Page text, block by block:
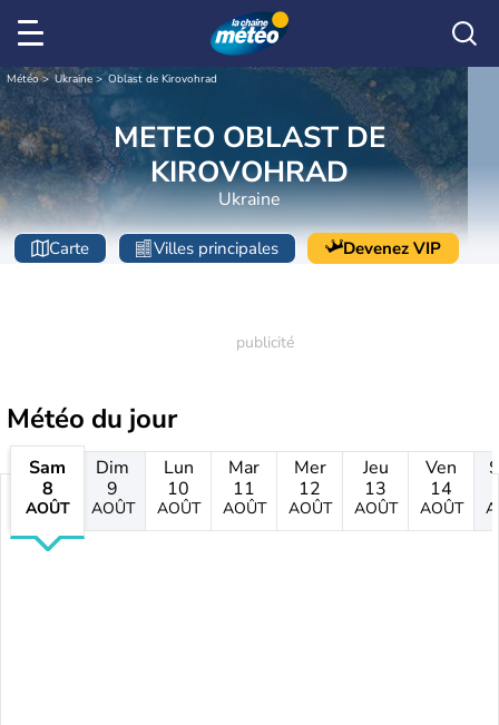
Météo Ukraine Oblast de Kirovohrad
METEO OBLAST DE
KIROVOHRAD
Ukraine
Carte Villes principales Devenez VIP
Météo du jour
Sam
8
AOÛT
Dim
9
AOÛT
Lun
10
AOÛT
Mar
11
AOÛT
Mer
12
AOÛT
Jeu
13
AOÛT
Ven
14
AOÛT